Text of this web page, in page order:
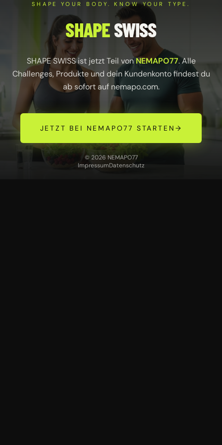
SHAPE YOUR BODY. KNOW YOUR TYPE.
SHAPESWISS
SHAPE SWISS ist jetzt Teil vonNEMAPO77. Alle
Challenges, Produkte und dein Kundenkonto findest du
ab sofort auf nemapo.com.
JETZT BEI NEMAPO77 STARTEN →
© 2026 NEMAPO77
ImpressumDatenschutz